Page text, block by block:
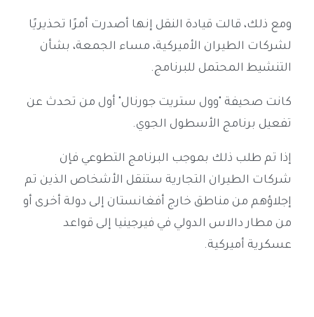
ومع ذلك، قالت قيادة النقل إنها أصدرت أمرًا تحذيريًا
لشركات الطيران الأميركية، مساء الجمعة، بشأن
التنشيط المحتمل للبرنامج.
كانت صحيفة "وول ستريت جورنال" أول من تحدث عن
تفعيل برنامج الأسطول الجوي.
إذا تم طلب ذلك بموجب البرنامج التطوعي فإن
شركات الطيران التجارية ستنقل الأشخاص الذين تم
إجلاؤهم من مناطق خارج أفغانستان إلى دولة أخرى أو
من مطار دالاس الدولي في فيرجينيا إلى قواعد
عسكرية أميركية.